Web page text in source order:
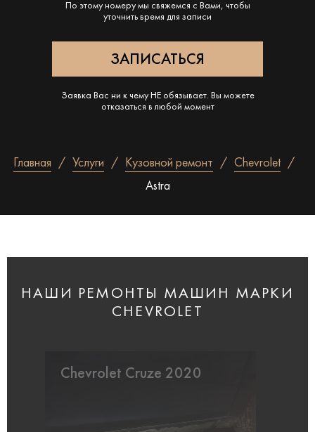
По этому номеру мы свяжемся с Вами, чтобы
уточнить время для записи
Заявка Вас ни к чему НЕ обязывает. Вы можете
отказаться в любой момент
Главная Услуги Кузовной ремонт
Chevrolet
Astra
НАШИ РЕМОНТЫ МАШИН МАРКИ
CHEVROLET
Chevrolet Cruze 2020